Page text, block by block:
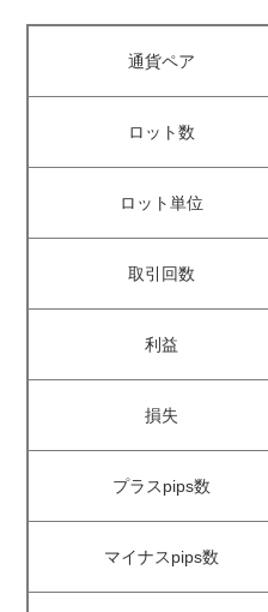
通貨ペア
ロット数
ロット単位
取引回数
利益
損失
プラスpips数
マイナスpips数